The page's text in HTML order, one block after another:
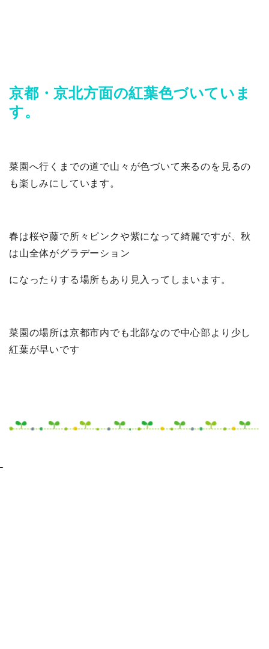
京都・京北方面の紅葉色づいていま
す。
菜園へ行くまでの道で山々が色づいて来るのを見るの
も楽しみにしています。
春は桜や藤で所々ピンクや紫になって綺麗ですが、秋
は山全体がグラデーション
になったりする場所もあり見入ってしまいます。
菜園の場所は京都市内でも北部なので中心部より少し
紅葉が早いです